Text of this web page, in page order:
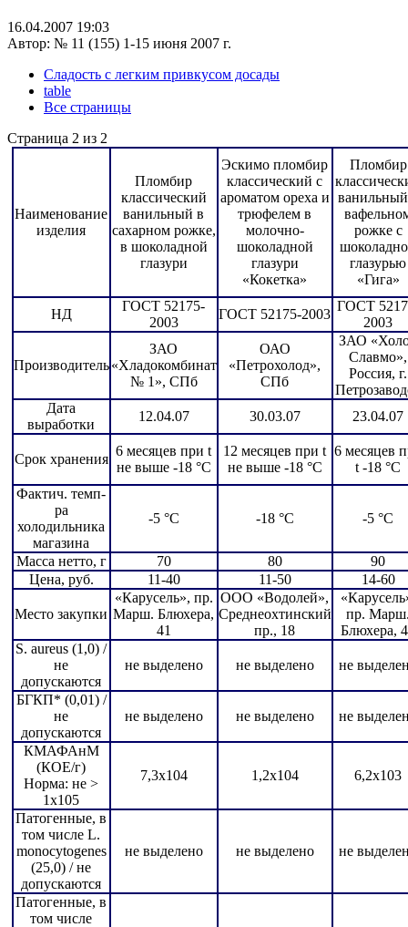
16.04.2007 19:03
Автор: № 11 (155) 1-15 июня 2007 г.
Сладость с легким привкусом досады
table
Все страницы
Страница 2 из 2
Наименование
изделия
Пломбир
классический
ванильный в
сахарном рожке,
в шоколадной
глазури
Эскимо пломбир
классический с
ароматом ореха и
трюфелем в
молочно-
шоколадной
глазури
«Кокетка»
Пломбир
рожке с
глазурью
«Гига»
НД
ГОСТ 52175-
2003
ГОСТ 52175-2003
ГОСТ
2003
Производитель
ЗАО
«Хладокомбинат
№ 1», СПб
ОАО
«Петрохолод»,
СПб
ЗАО
Славмо»,
Россия, г.
Дата
выработки
12.04.07 30.03.07 23.04.07
Срок хранения
6 месяцев при t
не выше -18 °C
12 месяцев при t
не выше -18 °C
6 месяцев
t -18 °C
Фактич. темп-
ра
холодильника
магазина
-5 °C -18 °C -5 °C
Масса нетто, г 70 80
90
Цена, руб.
11-40 11-50 14-60
Место закупки
«Карусель», пр.
Марш. Блюхера,
41
ООО «Водолей»,
Среднеохтинский
пр., 18
пр.
Блюхера,
S. aureus (1,0) /
не
допускаются
не выделено не выделено не
БГКП* (0,01) /
не
допускаются
не выделено не выделено не
КМАФАнМ
(КОЕ/г)
Норма: не >
1х105
7,3х104 1,2х104 6,2х103
Патогенные, в
том числе L.
monocytogenes
(25,0) / не
допускаются
не выделено не выделено не
Патогенные, в
том числе